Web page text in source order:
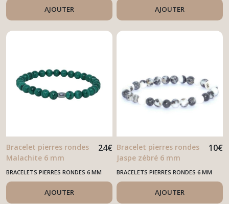
AJOUTER AJOUTER
Bracelet pierres rondes
Malachite 6 mm
24€
BRACELETS PIERRES RONDES 6 MM
AJOUTER
Bracelet pierres rondes
Jaspe zébré 6 mm
10€
BRACELETS PIERRES RONDES 6 MM
AJOUTER